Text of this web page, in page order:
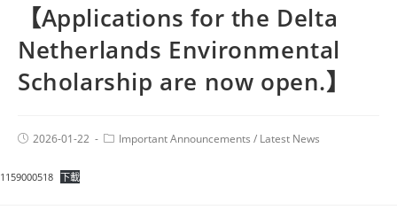
【Applications for the Delta
Netherlands Environmental
Scholarship are now open.】
2026-01-22 Important Announcements / Latest News
1159000518 下載